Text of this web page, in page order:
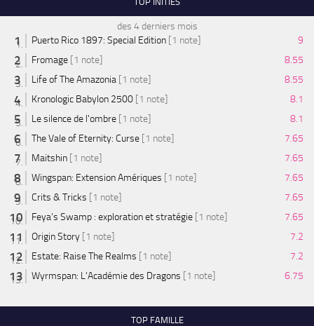
des 4 derniers mois
Puerto Rico 1897: Special Edition [1 note]
9
Fromage [1 note]
8.55
Life of The Amazonia [1 note]
8.55
Kronologic Babylon 2500 [1 note]
8.1
Le silence de l'ombre [1 note]
8.1
The Vale of Eternity: Curse [1 note]
7.65
Maitshin [1 note]
7.65
Wingspan: Extension Amériques [1 note]
7.65
Crits & Tricks [1 note]
7.65
Feya’s Swamp : exploration et stratégie [1 note]
7.65
Origin Story [1 note]
7.2
Estate: Raise The Realms [1 note]
7.2
Wyrmspan: L'Académie des Dragons [1 note] 6.75
TOP FAMILLE